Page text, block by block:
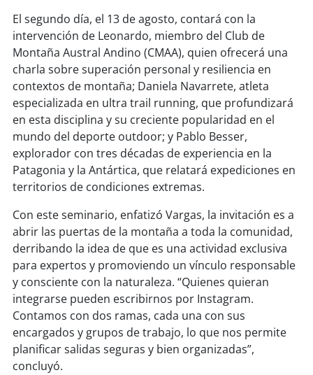
El segundo día, el 13 de agosto, contará con la
intervención de Leonardo, miembro del Club de
Montaña Austral Andino (CMAA), quien ofrecerá una
charla sobre superación personal y resiliencia en
contextos de montaña; Daniela Navarrete, atleta
especializada en ultra trail running, que profundizará
en esta disciplina y su creciente popularidad en el
mundo del deporte outdoor; y Pablo Besser,
explorador con tres décadas de experiencia en la
Patagonia y la Antártica, que relatará expediciones en
territorios de condiciones extremas.
Con este seminario, enfatizó Vargas, la invitación es a
abrir las puertas de la montaña a toda la comunidad,
derribando la idea de que es una actividad exclusiva
para expertos y promoviendo un vínculo responsable
y consciente con la naturaleza. “Quienes quieran
integrarse pueden escribirnos por Instagram.
Contamos con dos ramas, cada una con sus
encargados y grupos de trabajo, lo que nos permite
planificar salidas seguras y bien organizadas”,
concluyó.